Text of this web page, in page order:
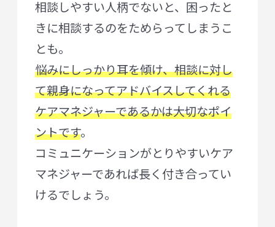
相談しやすい人柄でないと、困ったと
きに相談するのをためらってしまうこ
とも。
悩みにしっかり耳を傾け、相談に対し
て親身になってアドバイスしてくれる
ケアマネジャーであるかは大切なポイ
ントです。
コミュニケーションがとりやすいケア
マネジャーであれば長く付き合ってい
けるでしょう。